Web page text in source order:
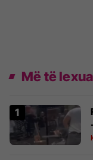
Më të